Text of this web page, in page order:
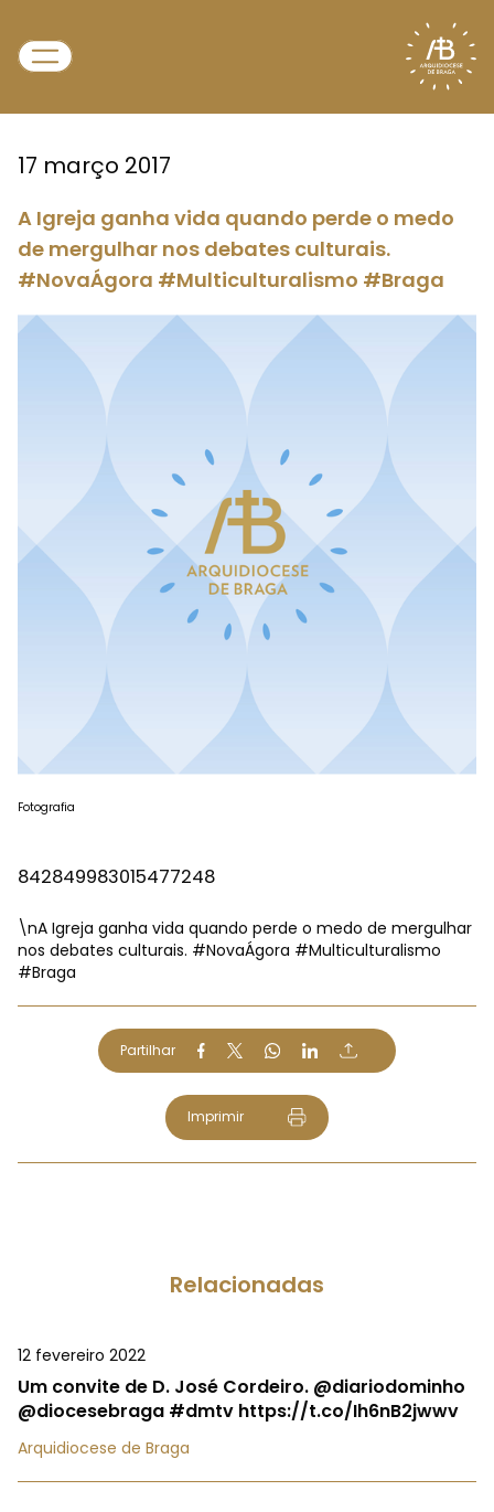
17 março 2017
A Igreja ganha vida quando perde o medo
de mergulhar nos debates culturais.
#NovaÁgora #Multiculturalismo #Braga
Fotografia
842849983015477248
\nA Igreja ganha vida quando perde o medo de mergulhar
nos debates culturais. #NovaÁgora #Multiculturalismo
#Braga
Partilhar
Imprimir
Relacionadas
12 fevereiro 2022
Um convite de D. José Cordeiro. @diariodominho
@diocesebraga #dmtv https://t.co/Ih6nB2jwwv
Arquidiocese de Braga